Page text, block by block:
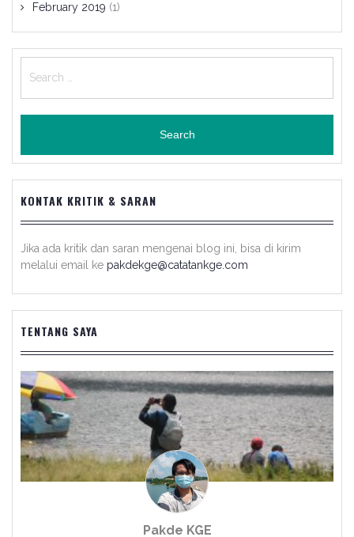
February 2019 (1)
for:
KONTAK KRITIK & SARAN
Jika ada kritik dan saran mengenai blog ini, bisa di kirim
melalui email ke pakdekge@catatankge.com
TENTANG SAYA
Pakde KGE